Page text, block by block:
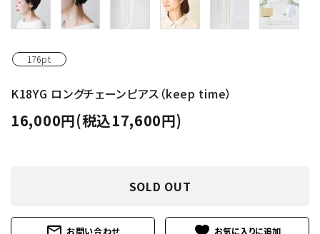
176pt
K18YG ロングチェーンピアス（keep time）
16,000円(税込17,600円)
SOLD OUT
お問い合わせ